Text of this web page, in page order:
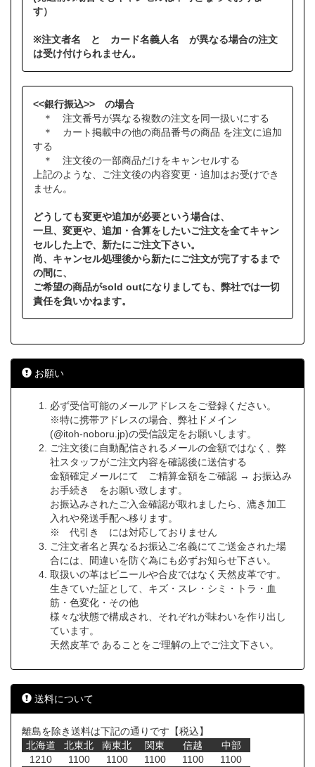
す）
※注文者名 と カード名義人名 が異なる場合の注文
は受け付けられません。
<<銀行振込>> の場合
＊ 注文番号が異なる複数の注文を同一扱いにする
＊ カート掲載中の他の商品番号の商品 を注文に追加
する
＊ 注文後の一部商品だけをキャンセルする
上記のような、ご注文後の内容変更・追加はお受けでき
ません。
どうしても変更や追加が必要という場合は、
一旦、変更や、追加・合算をしたいご注文を全てキャン
セルした上で、新たにご注文下さい。
尚、キャンセル処理後から新たにご注文が完了するまで
の間に、
ご希望の商品がsold outになりましても、弊社では一切
責任を負いかねます。
お願い
必ず受信可能のメールアドレスをご登録ください。
※特に携帯アドレスの場合、弊社ドメイン
(@itoh-noboru.jp)の受信設定をお願いします。
ご注文後に自動配信されるメールの金額ではなく、弊
社スタッフがご注文内容を確認後に送信する
金額確定メールにて ご精算金額をご確認 → お振込み
お手続き をお願い致します。
お振込みされたご入金確認が取れましたら、漉き加工
入れや発送手配へ移ります。
※ 代引き には対応しておりません
ご注文者名と異なるお振込ご名義にてご送金された場
合には、間違いを防ぐ為にも必ずお知らせ下さい。
取扱いの革はビニールや合皮ではなく天然皮革です。
生きていた証として、キズ・スレ・シミ・トラ・血
筋・色変化・その他
様々な状態で構成され、それぞれが味わいを作り出し
ています。
天然皮革で あることをご理解の上でご注文下さい。
送料について
離島を除き送料は下記の通りです【税込】
北海道
北東北 南東北 関東 信越
中部
1210
1100 1100 1100 1100
1100